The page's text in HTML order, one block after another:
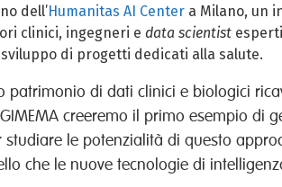
dell’Humanitas AI Center a Milano, un
clinici, ingegneri e data scientist
di progetti dedicati alla salute.
patrimonio di dati clinici e biologici
creeremo il primo esempio di
studiare le potenzialità di questo
che le nuove tecnologie di